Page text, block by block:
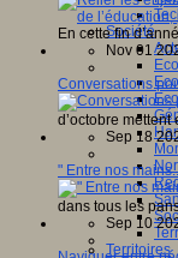
Société
Territoires
En cette fin
Nov 01
Conversations
d’octobre
Sep 18
" Entre nos
dans tous les
Sep 10